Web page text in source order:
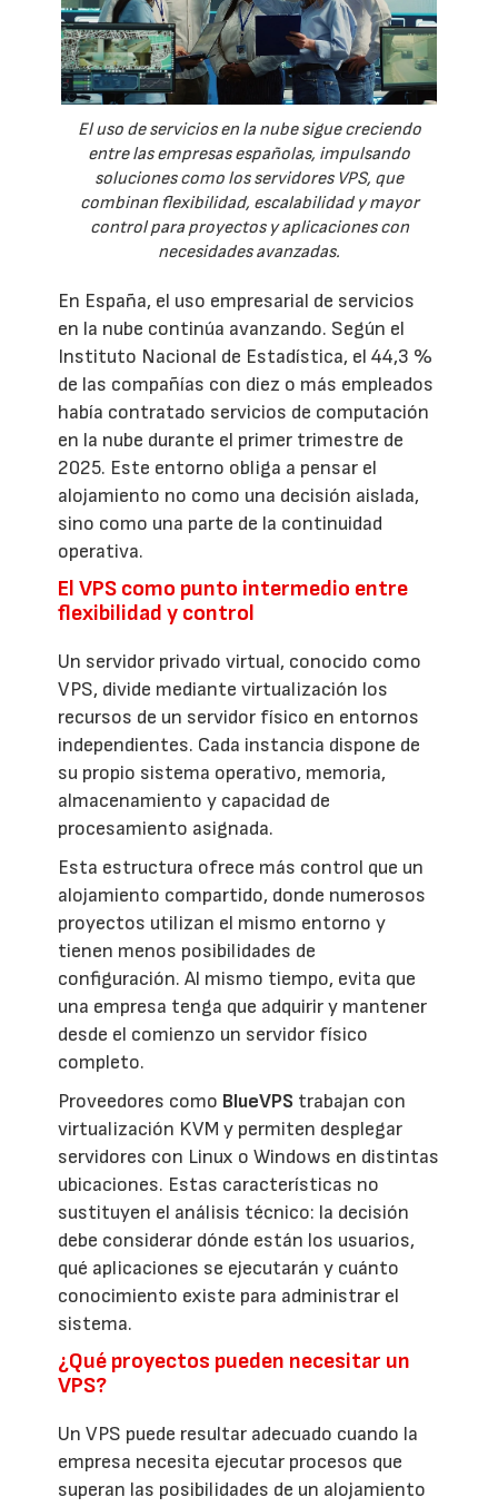
El uso de servicios en la nube sigue creciendo
entre las empresas españolas, impulsando
soluciones como los servidores VPS, que
combinan flexibilidad, escalabilidad y mayor
control para proyectos y aplicaciones con
necesidades avanzadas.
En España, el uso empresarial de servicios
en la nube continúa avanzando. Según el
Instituto Nacional de Estadística, el 44,3 %
de las compañías con diez o más empleados
había contratado servicios de computación
en la nube durante el primer trimestre de
2025. Este entorno obliga a pensar el
alojamiento no como una decisión aislada,
sino como una parte de la continuidad
operativa.
El VPS como punto intermedio entre
flexibilidad y control
Un servidor privado virtual, conocido como
VPS, divide mediante virtualización los
recursos de un servidor físico en entornos
independientes. Cada instancia dispone de
su propio sistema operativo, memoria,
almacenamiento y capacidad de
procesamiento asignada.
Esta estructura ofrece más control que un
alojamiento compartido, donde numerosos
proyectos utilizan el mismo entorno y
tienen menos posibilidades de
configuración. Al mismo tiempo, evita que
una empresa tenga que adquirir y mantener
desde el comienzo un servidor físico
completo.
Proveedores como BlueVPS trabajan con
virtualización KVM y permiten desplegar
servidores con Linux o Windows en distintas
ubicaciones. Estas características no
sustituyen el análisis técnico: la decisión
debe considerar dónde están los usuarios,
qué aplicaciones se ejecutarán y cuánto
conocimiento existe para administrar el
sistema.
¿Qué proyectos pueden necesitar un
VPS?
Un VPS puede resultar adecuado cuando la
empresa necesita ejecutar procesos que
superan las posibilidades de un alojamiento